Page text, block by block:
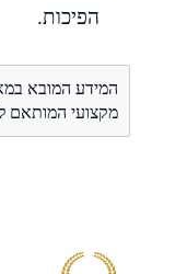
הפיכות.
המידע המובא
מקצועי המותאם